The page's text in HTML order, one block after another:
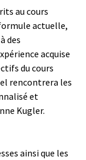
au cours
actuelle,
des
acquise
du cours
rencontrera les
et
Kugler.
ainsi que les